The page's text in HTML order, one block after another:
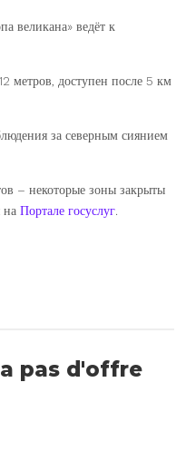
великана» ведёт к
метров, доступен после 5 км
за северным сиянием
– некоторые зоны закрыты
наПортале госуслуг.
pas d'offre